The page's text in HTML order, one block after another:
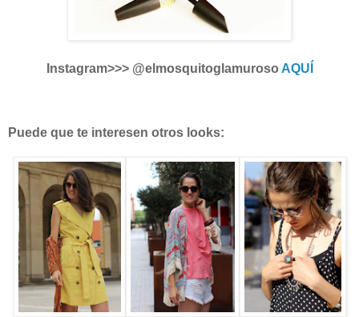
Instagram>>> @elmosquitoglamuroso AQUÍ
Puede que te interesen otros looks: